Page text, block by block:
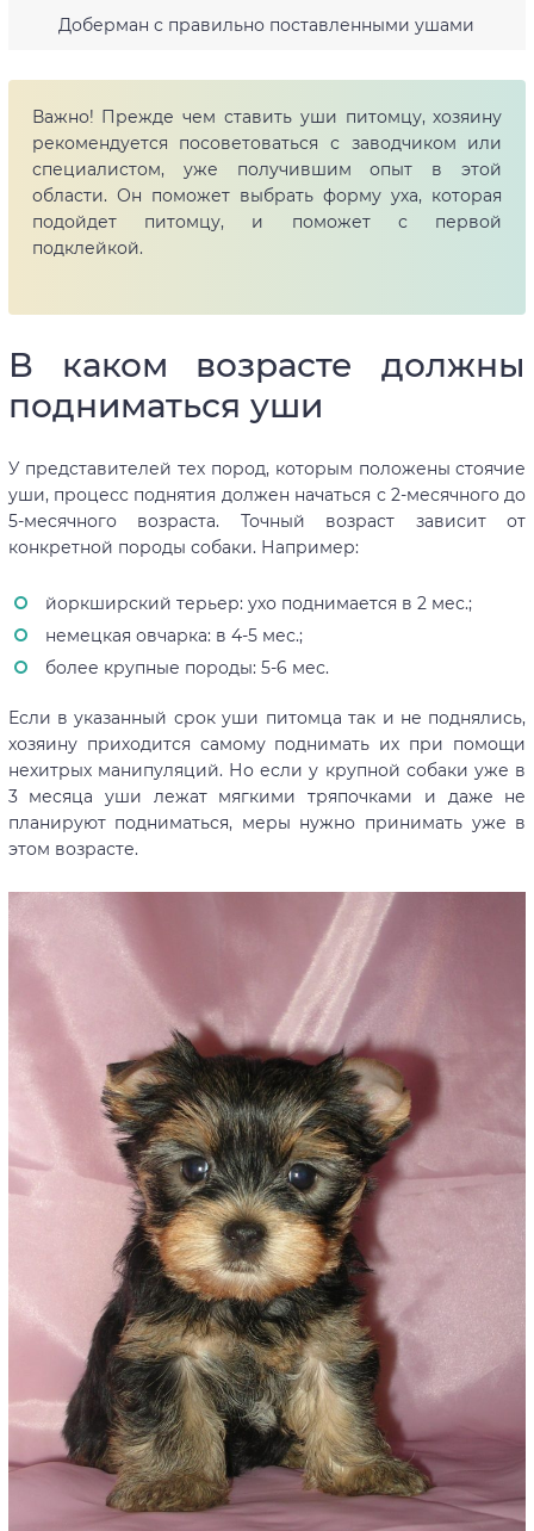
Доберман с правильно поставленными ушами
Важно! Прежде чем ставить уши питомцу, хозяину
рекомендуется посоветоваться с заводчиком или
специалистом, уже получившим опыт в этой
области. Он поможет выбрать форму уха, которая
подойдет питомцу, и поможет с первой
подклейкой.
В каком возрасте должны
подниматься уши
У представителей тех пород, которым положены стоячие
уши, процесс поднятия должен начаться с 2-месячного до
5-месячного возраста. Точный возраст зависит от
конкретной породы собаки. Например:
йоркширский терьер: ухо поднимается в 2 мес.;
немецкая овчарка: в 4-5 мес.;
более крупные породы: 5-6 мес.
Если в указанный срок уши питомца так и не поднялись,
хозяину приходится самому поднимать их при помощи
нехитрых манипуляций. Но если у крупной собаки уже в
3 месяца уши лежат мягкими тряпочками и даже не
планируют подниматься, меры нужно принимать уже в
этом возрасте.